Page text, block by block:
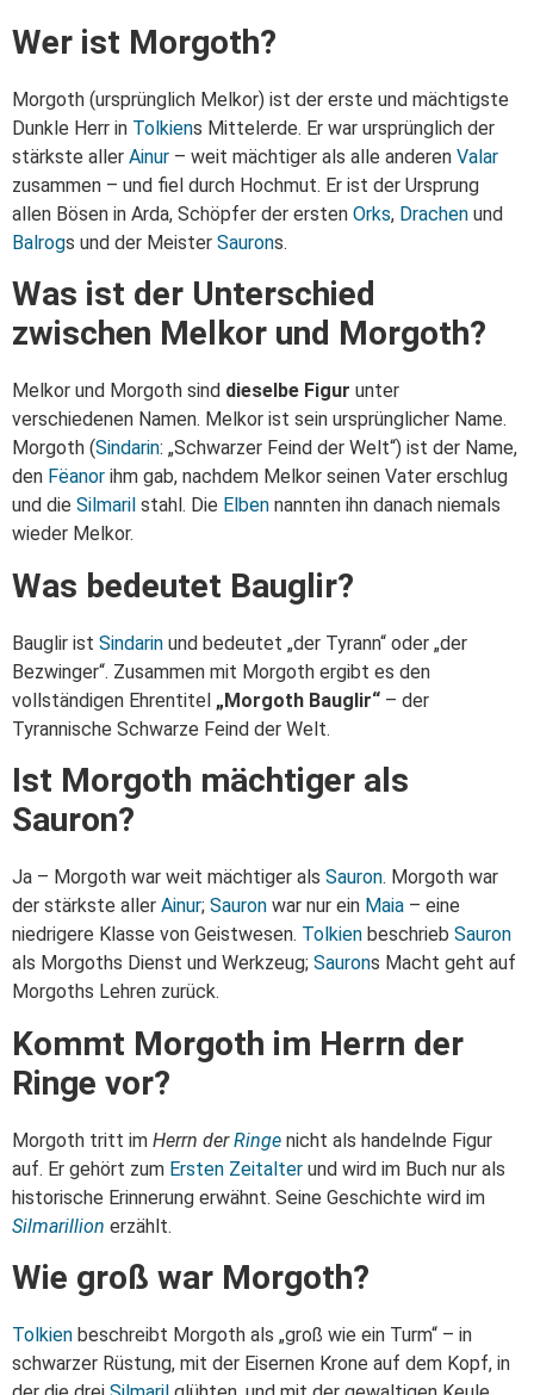
Wer ist Morgoth?
Morgoth (ursprünglich Melkor) ist der erste und mächtigste
Dunkle Herr in Tolkiens Mittelerde. Er war ursprünglich der
stärkste aller Ainur – weit mächtiger als alle anderen Valar
zusammen – und fiel durch Hochmut. Er ist der Ursprung
allen Bösen in Arda, Schöpfer der ersten Orks, Drachen und
Balrogs und der Meister Saurons.
Was ist der Unterschied
zwischen Melkor und Morgoth?
Melkor und Morgoth sind dieselbe Figur unter
verschiedenen Namen. Melkor ist sein ursprünglicher Name.
Morgoth (Sindarin: „Schwarzer Feind der Welt“) ist der Name,
den Fëanor ihm gab, nachdem Melkor seinen Vater erschlug
und die Silmaril stahl. Die Elben nannten ihn danach niemals
wieder Melkor.
Was bedeutet Bauglir?
Bauglir ist Sindarin und bedeutet „der Tyrann“ oder „der
Bezwinger“. Zusammen mit Morgoth ergibt es den
vollständigen Ehrentitel „Morgoth Bauglir“ – der
Tyrannische Schwarze Feind der Welt.
Ist Morgoth mächtiger als
Sauron?
Ja – Morgoth war weit mächtiger als Sauron. Morgoth war
der stärkste aller Ainur; Sauron war nur ein Maia – eine
niedrigere Klasse von Geistwesen. Tolkien beschrieb Sauron
als Morgoths Dienst und Werkzeug; Saurons Macht geht auf
Morgoths Lehren zurück.
Kommt Morgoth im Herrn der
Ringe vor?
Morgoth tritt im Herrn derRinge nicht als handelnde Figur
auf. Er gehört zum Ersten Zeitalter und wird im Buch nur als
historische Erinnerung erwähnt. Seine Geschichte wird im
Silmarillion erzählt.
Wie groß war Morgoth?
Tolkien beschreibt Morgoth als „groß wie ein Turm“ – in
schwarzer Rüstung, mit der Eisernen Krone auf dem Kopf, in